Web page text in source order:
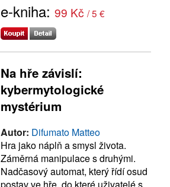
e-kniha: 99 Kč / 5 €
Na hře závislí:
kybermytologické
mystérium
Autor: Difumato Matteo
Hra jako náplň a smysl života.
Záměrná manipulace s druhými.
Nadčasový automat, který řídí osud